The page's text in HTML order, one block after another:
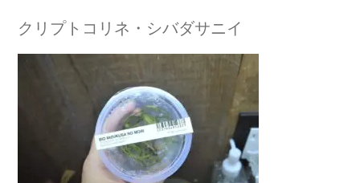
クリプトコリネ・シバダサニイ